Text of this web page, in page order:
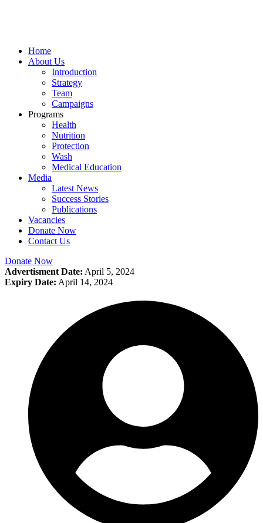
Home
About Us
Introduction
Strategy
Team
Campaigns
Programs
Health
Nutrition
Protection
Wash
Medical Education
Media
Latest News
Success Stories
Publications
Vacancies
Donate Now
Contact Us
Donate Now
Advertisment Date: April 5, 2024
Expiry Date: April 14, 2024